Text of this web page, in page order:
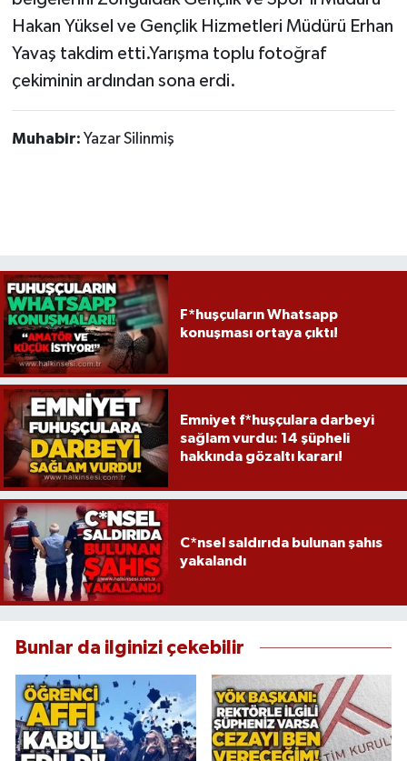
Hakan Yüksel ve Gençlik Hizmetleri Müdürü Erhan
Yavaş takdim etti.Yarışma toplu fotoğraf
çekiminin ardından sona erdi.
Muhabir: Yazar Silinmiş
F*huşçuların Whatsapp
konuşması ortaya çıktı!
Emniyet f*huşçulara darbeyi
sağlam vurdu: 14 şüpheli
hakkında gözaltı kararı!
C*nsel saldırıda bulunan şahıs
yakalandı
Bunlar da ilginizi çekebilir
Politika
Resmi İlan
Ulusal
Yaşam